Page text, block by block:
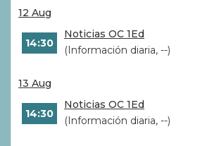
12 Aug
14:30
Noticias OC 1Ed
(Información diaria, --)
13 Aug
14:30
Noticias OC 1Ed
(Información diaria, --)